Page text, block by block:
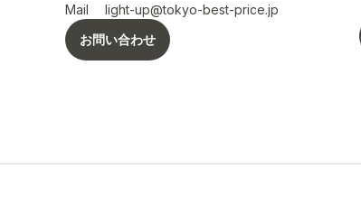
Mail
light-up@tokyo-best-price.jp
お問い合わせ